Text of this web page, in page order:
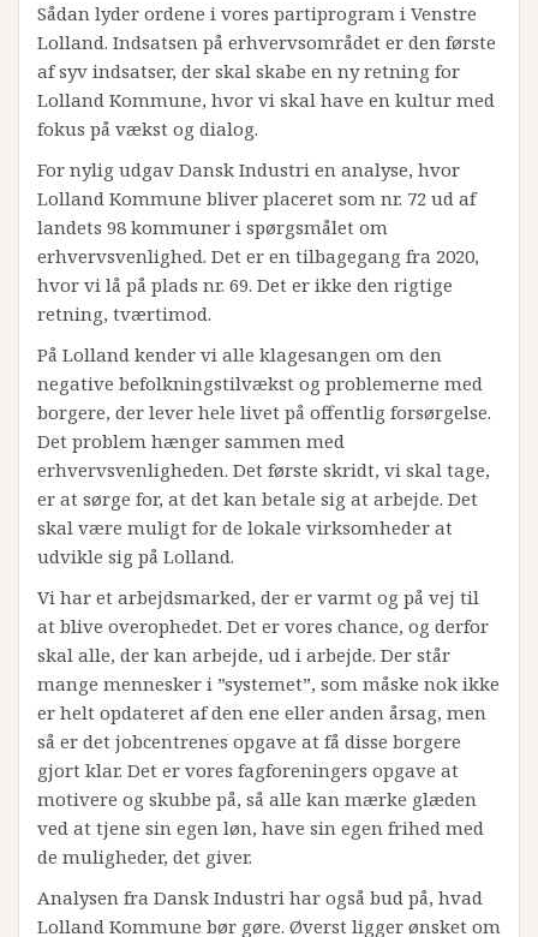
Sådan lyder ordene i vores partiprogram i Venstre
Lolland. Indsatsen på erhvervsområdet er den første
af syv indsatser, der skal skabe en ny retning for
Lolland Kommune, hvor vi skal have en kultur med
fokus på vækst og dialog.
For nylig udgav Dansk Industri en analyse, hvor
Lolland Kommune bliver placeret som nr. 72 ud af
landets 98 kommuner i spørgsmålet om
erhvervsvenlighed. Det er en tilbagegang fra 2020,
hvor vi lå på plads nr. 69. Det er ikke den rigtige
retning, tværtimod.
På Lolland kender vi alle klagesangen om den
negative befolkningstilvækst og problemerne med
borgere, der lever hele livet på offentlig forsørgelse.
Det problem hænger sammen med
erhvervsvenligheden. Det første skridt, vi skal tage,
er at sørge for, at det kan betale sig at arbejde. Det
skal være muligt for de lokale virksomheder at
udvikle sig på Lolland.
Vi har et arbejdsmarked, der er varmt og på vej til
at blive overophedet. Det er vores chance, og derfor
skal alle, der kan arbejde, ud i arbejde. Der står
mange mennesker i ”systemet”, som måske nok ikke
er helt opdateret af den ene eller anden årsag, men
så er det jobcentrenes opgave at få disse borgere
gjort klar. Det er vores fagforeningers opgave at
motivere og skubbe på, så alle kan mærke glæden
ved at tjene sin egen løn, have sin egen frihed med
de muligheder, det giver.
Analysen fra Dansk Industri har også bud på, hvad
Lolland Kommune bør gøre. Øverst ligger ønsket om